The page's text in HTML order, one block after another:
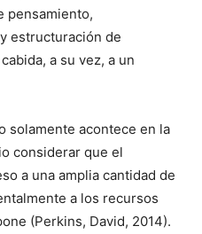
pensamiento,
estructuración de
a su vez, a un
solamente acontece en la
considerar que el
a una amplia cantidad de
a los recursos
(Perkins, David, 2014).